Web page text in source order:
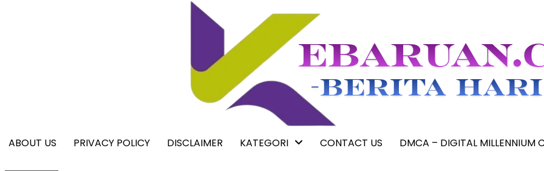
ABOUT US PRIVACY POLICY DISCLAIMER KATEGORI CONTACT US DMCA – DIGITAL MILLENNIUM